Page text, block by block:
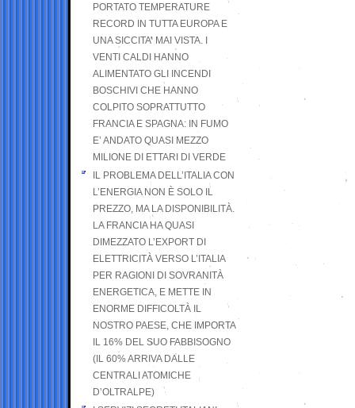
PORTATO TEMPERATURE
RECORD IN TUTTA EUROPA E
UNA SICCITA’ MAI VISTA. I
VENTI CALDI HANNO
ALIMENTATO GLI INCENDI
BOSCHIVI CHE HANNO
COLPITO SOPRATTUTTO
FRANCIA E SPAGNA: IN FUMO
E’ ANDATO QUASI MEZZO
MILIONE DI ETTARI DI VERDE
IL PROBLEMA DELL’ITALIA CON
L’ENERGIA NON È SOLO IL
PREZZO, MA LA DISPONIBILITÀ.
LA FRANCIA HA QUASI
DIMEZZATO L’EXPORT DI
ELETTRICITÀ VERSO L’ITALIA
PER RAGIONI DI SOVRANITÀ
ENERGETICA, E METTE IN
ENORME DIFFICOLTÀ IL
NOSTRO PAESE, CHE IMPORTA
IL 16% DEL SUO FABBISOGNO
(IL 60% ARRIVA DALLE
CENTRALI ATOMICHE
D’OLTRALPE)